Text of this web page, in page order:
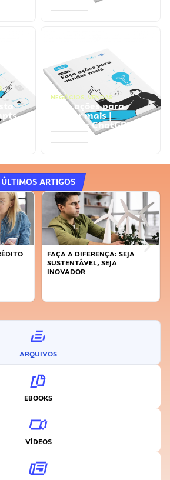
NEGÓCIOS, VENDAS
Faça ações para
vender mais |
Prompts ChatGPT
ÚLTIMOS ARTIGOS
FAÇA A DIFERENÇA: SEJA
SUSTENTÁVEL, SEJA
INOVADOR
ARQUIVOS
EBOOKS
VÍDEOS